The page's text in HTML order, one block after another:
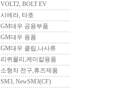
VOLT2, BOLT EV
시에라, 타호
GM대우 공용부품
GM대우 용품
GM대우 클립,나사류
리퀴몰리,케미칼용품
소형차 전구,휴즈제품
SM3, NewSM3(CF)